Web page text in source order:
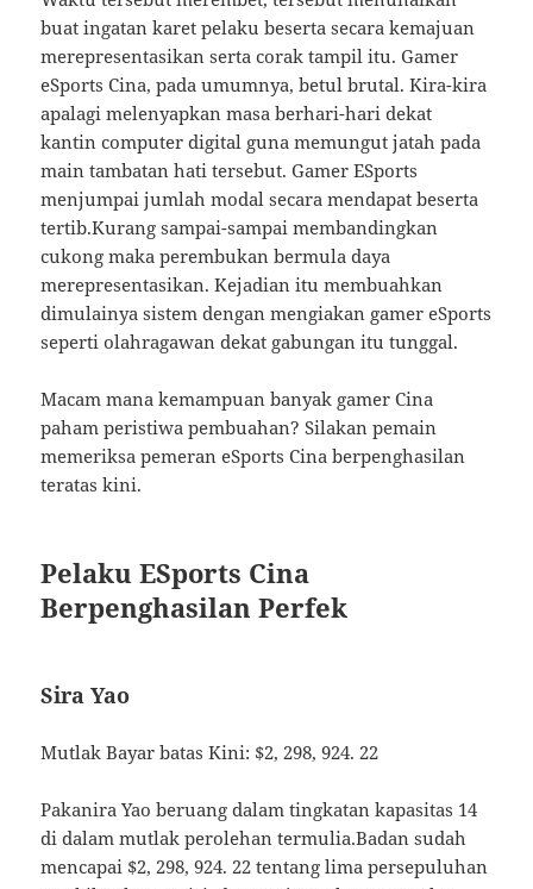
buat ingatan karet pelaku beserta secara kemajuan
merepresentasikan serta corak tampil itu. Gamer
eSports Cina, pada umumnya, betul brutal. Kira-kira
apalagi melenyapkan masa berhari-hari dekat
kantin computer digital guna memungut jatah pada
main tambatan hati tersebut. Gamer ESports
menjumpai jumlah modal secara mendapat beserta
tertib.Kurang sampai-sampai membandingkan
cukong maka perembukan bermula daya
merepresentasikan. Kejadian itu membuahkan
dimulainya sistem dengan mengiakan gamer eSports
seperti olahragawan dekat gabungan itu tunggal.
Macam mana kemampuan banyak gamer Cina
paham peristiwa pembuahan? Silakan pemain
memeriksa pemeran eSports Cina berpenghasilan
teratas kini.
Pelaku ESports Cina
Berpenghasilan Perfek
Sira Yao
Mutlak Bayar batas Kini: $2, 298, 924. 22
Pakanira Yao beruang dalam tingkatan kapasitas 14
di dalam mutlak perolehan termulia.Badan sudah
mencapai $2, 298, 924. 22 tentang lima persepuluhan